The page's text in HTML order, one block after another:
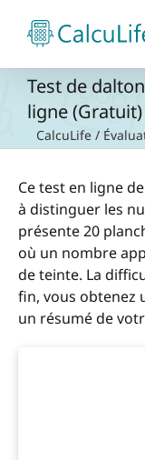
contenu
Test de
ligne (Gratuit)
CalcuLife /
Ce test en ligne
à distinguer les
présente 20
où un nombre
de teinte. La
fin, vous obtenez
un résumé de